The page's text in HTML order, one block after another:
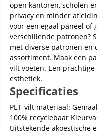
open kantoren, scholen
privacy en minder
voor een egaal paneel of
verschillende patronen?
met diverse patronen en
assortiment. Maak een
vilt voeten. Een
esthetiek.
Specificaties
PET-vilt materiaal:
100% recyclebaar
Uitstekende akoestische